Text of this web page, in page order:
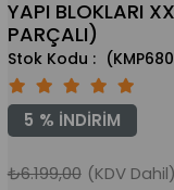
YAPI BLOKLARI
PARÇALI)
%
5 İNDIRIM
₺6.199,00 (KDV Dahil)